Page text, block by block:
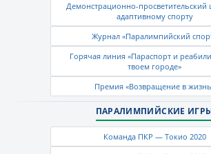
Демонстрационно-просветительский
адаптивному спорту
Журнал «Паралимпийский
Горячая линия «Параспорт и
твоем городе»
Премия «Возвращение в
ПАРАЛИМПИЙСКИЕ
Команда ПКР — Токио 2020